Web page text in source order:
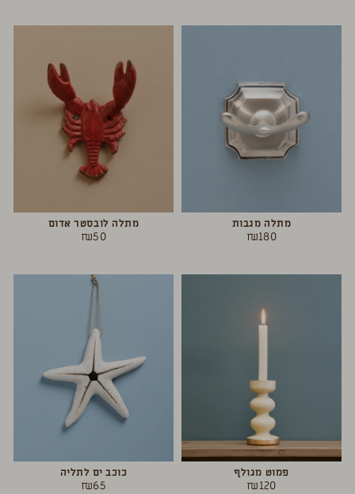
מתלה מגבות
₪180
מתלה לובסטר אדום
₪50
פמוט מגולף
₪120
כוכב ים לתליה
₪65